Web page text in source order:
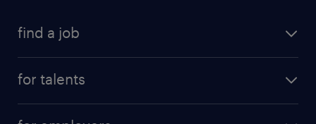
find a job
for talents